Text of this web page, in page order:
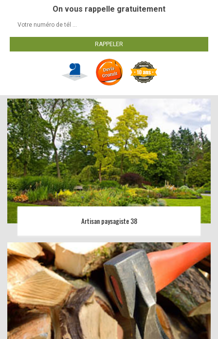
On vous rappelle gratuitement
Artisan paysagiste 38